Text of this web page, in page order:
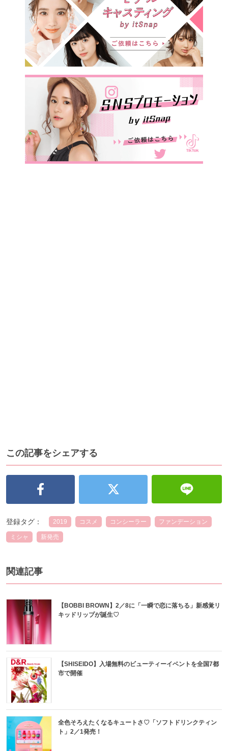
この記事をシェアする
登録タグ： 2019 コスメ コンシーラー ファンデーション
ミシャ 新発売
関連記事
【BOBBI BROWN】2／8に「一瞬で恋に落ちる」新感覚リ
キッドリップが誕生♡
【SHISEIDO】入場無料のビューティーイベントを全国7都
市で開催
全色そろえたくなるキュートさ♡「ソフトドリンクティン
ト」2／1発売！